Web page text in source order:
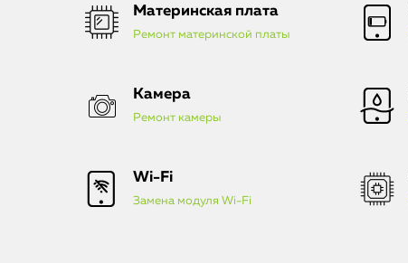
Материнская плата
Ремонт материнской платы
Камера
Ремонт камеры
Wi-Fi
Замена модуля Wi-Fi